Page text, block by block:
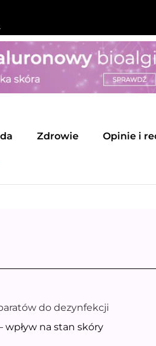
Zdrowie Opinie i
do dezynfekcji
wpływ na stan skóry